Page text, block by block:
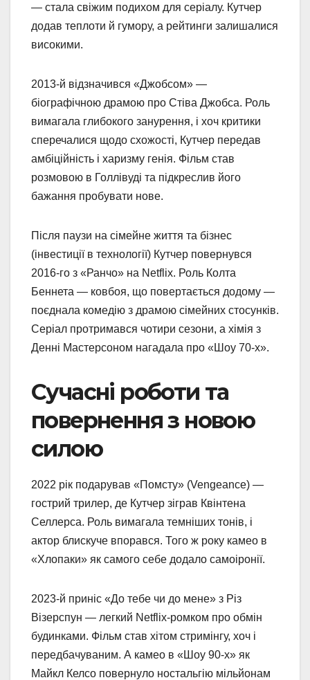
— стала свіжим подихом для серіалу. Кутчер
додав теплоти й гумору, а рейтинги залишалися
високими.
2013-й відзначився «Джобсом» —
біографічною драмою про Стіва Джобса. Роль
вимагала глибокого занурення, і хоч критики
сперечалися щодо схожості, Кутчер передав
амбіційність і харизму генія. Фільм став
розмовою в Голлівуді та підкреслив його
бажання пробувати нове.
Після паузи на сімейне життя та бізнес
(інвестиції в технології) Кутчер повернувся
2016-го з «Ранчо» на Netflix. Роль Колта
Беннета — ковбоя, що повертається додому —
поєднала комедію з драмою сімейних стосунків.
Серіал протримався чотири сезони, а хімія з
Денні Мастерсоном нагадала про «Шоу 70-х».
Сучасні роботи та
повернення з новою
силою
2022 рік подарував «Помсту» (Vengeance) —
гострий трилер, де Кутчер зіграв Квінтена
Селлерса. Роль вимагала темніших тонів, і
актор блискуче впорався. Того ж року камео в
«Хлопаки» як самого себе додало самоіронії.
2023-й приніс «До тебе чи до мене» з Різ
Візерспун — легкий Netflix-ромком про обмін
будинками. Фільм став хітом стримінгу, хоч і
передбачуваним. А камео в «Шоу 90-х» як
Майкл Келсо повернуло ностальгію мільйонам